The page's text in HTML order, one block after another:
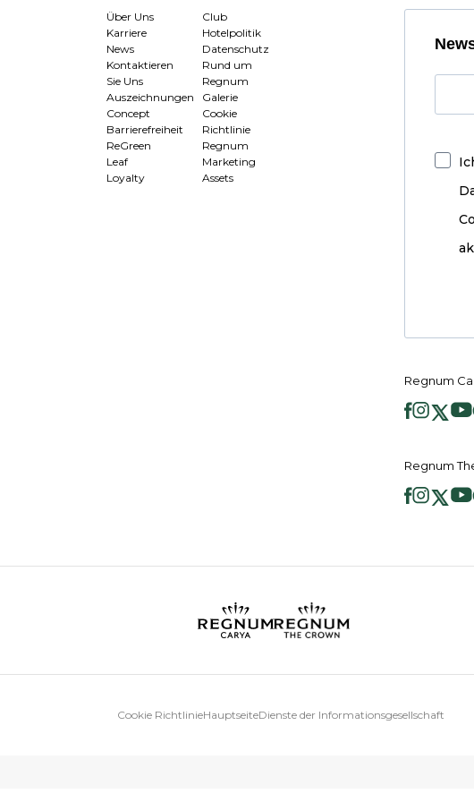
Über Uns
Karriere
News
Kontaktieren
Sie Uns
Auszeichnungen
Concept
Barrierefreiheit
ReGreen
Leaf
Loyalty
Club
Hotelpolitik
Datenschutz
Rund um
Regnum
Galerie
Cookie
Richtlinie
Regnum
Marketing
Assets
Regnum
Regnum
Cookie RichtlinieHauptseiteDienste der Informationsgesellschaft